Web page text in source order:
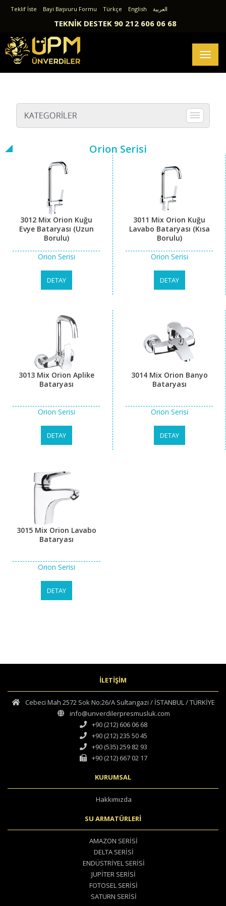
Teklif İste Bayi Başvuru Formu Türkçe English العربية
TEKNİK DESTEK 90 212 606 06 68
Orion Serisi
3012 Mix Orion Kuğu
Evye Bataryası (Uzun
Borulu)
Orion Serisi
DETAY
3011 Mix Orion Kuğu
Lavabo Bataryası (Kısa
Borulu)
Orion Serisi
DETAY
3013 Mix Orion Aplike
Bataryası
Orion Serisi
DETAY
3014 Mix Orion Banyo
Bataryası
Orion Serisi
DETAY
3015 Mix Orion Lavabo
Bataryası
Orion Serisi
DETAY
İLETİŞİM
Cebeci Mah 2572 Sok No:26/A Sultangazi / İSTANBUL / TÜRKİYE
info@unverdilerpresmusluk.com
+90 (212) 606 06 68
+90 (212) 235 50 45
+90 (535) 259 82 93
+90 (212) 667 02 17
KURUMSAL
Hakkımızda
SU ARMATÜRLERİ
AMAZON SERİSİ
DELTA SERİSİ
ENDÜSTRİYEL SERİSİ
JUPİTER SERİSİ
FOTOSEL SERİSİ
SATURN SERİSİ